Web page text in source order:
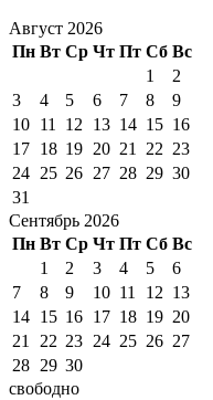
Август 2026
Пн Вт Ср Чт Пт Сб Вс
1
2
3
4 5 6 7 8
9
10 11 12 13 14 15 16
17 18 19 20 21 22 23
24 25 26 27 28 29 30
31
Сентябрь 2026
Пн Вт Ср Чт Пт Сб Вс
1
2 3 4 5
6
7
8 9 10 11 12 13
14 15 16 17 18 19 20
21
22 23 24 25 26 27
28 29 30
свободно